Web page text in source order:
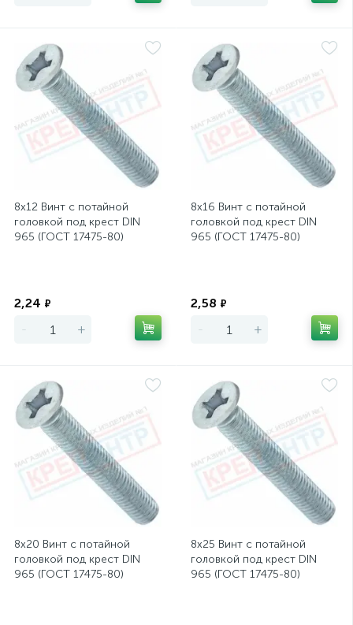
8х12 Винт с потайной
головкой под крест DIN
965 (ГОСТ 17475-80)
2,24 ₽
- +
8х16 Винт с потайной
головкой под крест DIN
965 (ГОСТ 17475-80)
2,58 ₽
- +
8х20 Винт с потайной
головкой под крест DIN
965 (ГОСТ 17475-80)
8х25 Винт с потайной
головкой под крест DIN
965 (ГОСТ 17475-80)